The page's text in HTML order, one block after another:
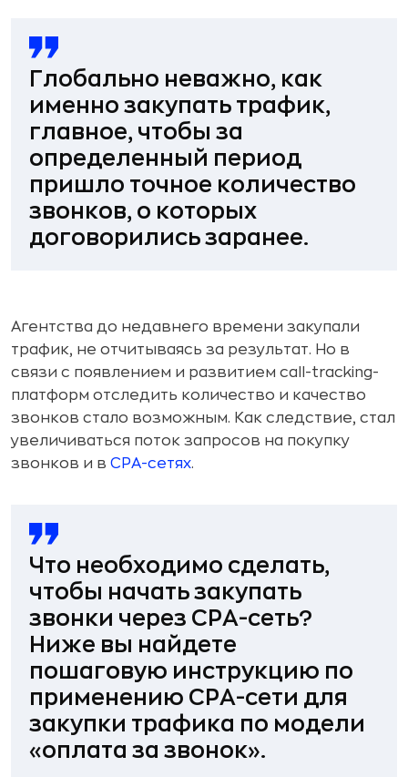
Глобально неважно, как
именно закупать трафик,
главное, чтобы за
определенный период
пришло точное количество
звонков, о которых
договорились заранее.
Агентства до недавнего времени закупали
трафик, не отчитываясь за результат. Но в
связи с появлением и развитием call-tracking-
платформ отследить количество и качество
звонков стало возможным. Как следствие, стал
увеличиваться поток запросов на покупку
звонков и в СРА-сетях.
Что необходимо сделать,
чтобы начать закупать
звонки через СРА-сеть?
Ниже вы найдете
пошаговую инструкцию по
применению СРА-сети для
закупки трафика по модели
«оплата за звонок».